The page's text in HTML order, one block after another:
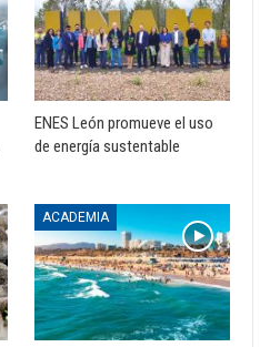
ENES León promueve el uso
de energía sustentable
ACADEMIA